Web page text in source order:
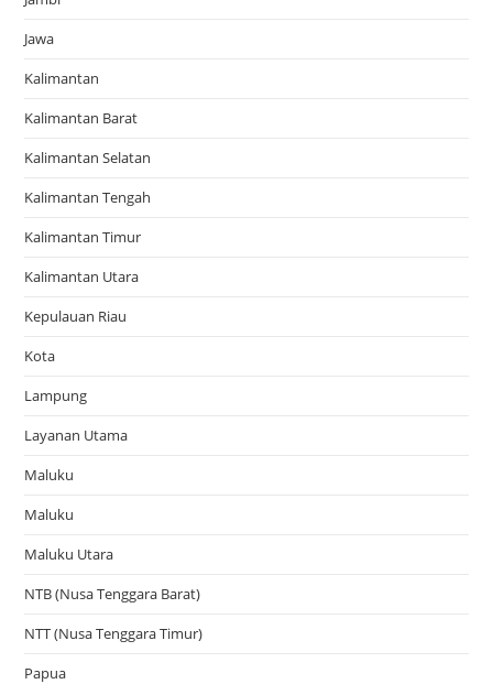
Jawa
Kalimantan
Kalimantan Barat
Kalimantan Selatan
Kalimantan Tengah
Kalimantan Timur
Kalimantan Utara
Kepulauan Riau
Kota
Lampung
Layanan Utama
Maluku
Maluku
Maluku Utara
NTB (Nusa Tenggara Barat)
NTT (Nusa Tenggara Timur)
Papua